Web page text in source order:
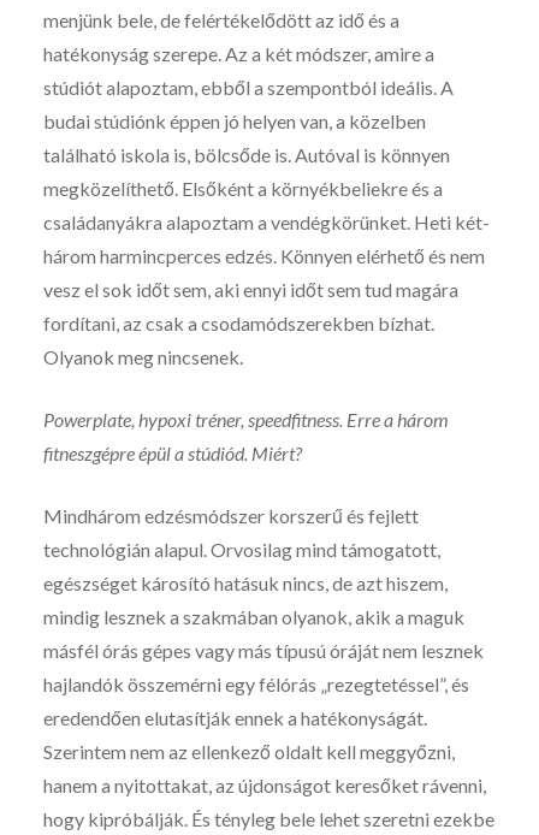
menjünk bele, de felértékelődött az idő és a
hatékonyság szerepe. Az a két módszer, amire a
stúdiót alapoztam, ebből a szempontból ideális. A
budai stúdiónk éppen jó helyen van, a közelben
található iskola is, bölcsőde is. Autóval is könnyen
megközelíthető. Elsőként a környékbeliekre és a
családanyákra alapoztam a vendégkörünket. Heti két-
három harmincperces edzés. Könnyen elérhető és nem
vesz el sok időt sem, aki ennyi időt sem tud magára
fordítani, az csak a csodamódszerekben bízhat.
Olyanok meg nincsenek.
Powerplate, hypoxi tréner, speedfitness. Erre a három
fitneszgépre épül a stúdiód. Miért?
Mindhárom edzésmódszer korszerű és fejlett
technológián alapul. Orvosilag mind támogatott,
egészséget károsító hatásuk nincs, de azt hiszem,
mindig lesznek a szakmában olyanok, akik a maguk
másfél órás gépes vagy más típusú óráját nem lesznek
hajlandók összemérni egy félórás „rezegtetéssel”, és
eredendően elutasítják ennek a hatékonyságát.
Szerintem nem az ellenkező oldalt kell meggyőzni,
hanem a nyitottakat, az újdonságot keresőket rávenni,
hogy kipróbálják. És tényleg bele lehet szeretni ezekbe